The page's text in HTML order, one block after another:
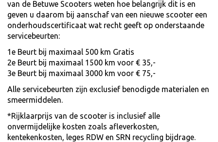
van de Betuwe Scooters weten hoe belangrijk dit is en
geven u daarom bij aanschaf van een nieuwe scooter een
onderhoudscertificaat wat recht geeft op onderstaande
servicebeurten:
1e Beurt bij maximaal 500 km Gratis
2e Beurt bij maximaal 1500 km voor € 35,-
3e Beurt bij maximaal 3000 km voor € 75,-
Alle servicebeurten zijn exclusief benodigde materialen en
smeermiddelen.
*Rijklaarprijs van de scooter is inclusief alle
onvermijdelijke kosten zoals afleverkosten,
kentekenkosten, leges RDW en SRN recycling bijdrage.